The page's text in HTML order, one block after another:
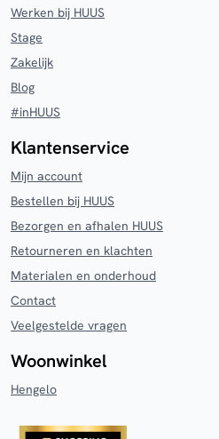
Werken bij HUUS
Stage
Zakelijk
Blog
#inHUUS
Klantenservice
Mijn account
Bestellen bij HUUS
Bezorgen en afhalen HUUS
Retourneren en klachten
Materialen en onderhoud
Contact
Veelgestelde vragen
Woonwinkel
Hengelo